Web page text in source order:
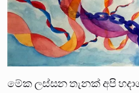
මේක ලස්සන තැනක් අපි